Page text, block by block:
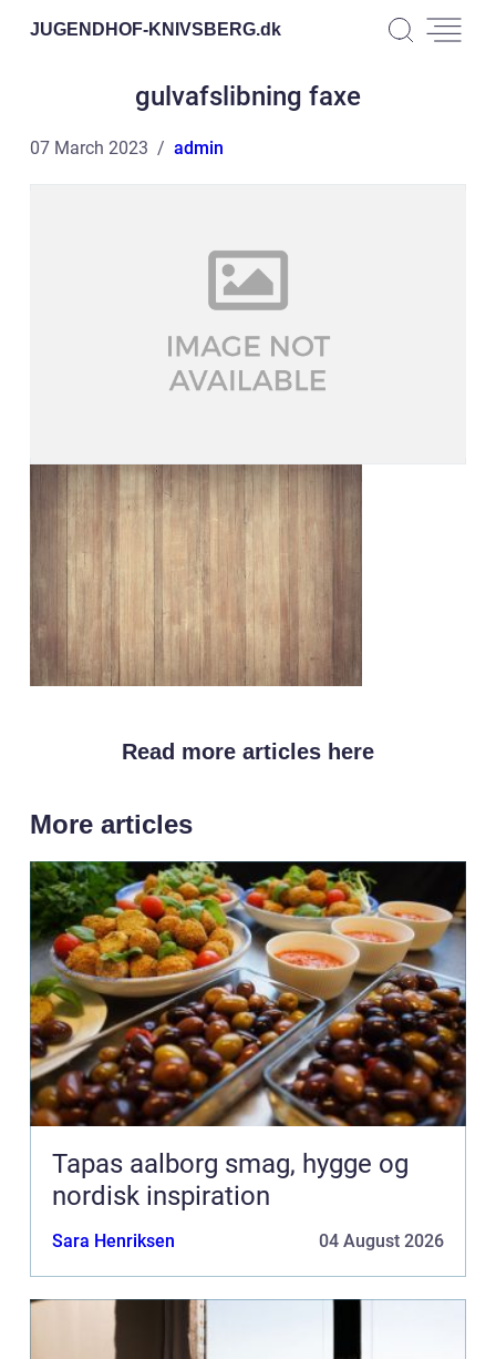
JUGENDHOF-KNIVSBERG.dk
gulvafslibning faxe
07 March 2023 admin
Read more articles here
More articles
Tapas aalborg smag, hygge og
nordisk inspiration
Sara Henriksen 04 August 2026